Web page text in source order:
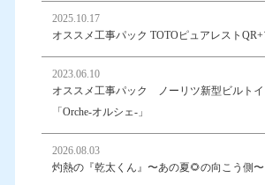
2025.10.17
オススメ工事パック TOTOピュアレスト
2023.06.10
オススメ工事パック ノーリツ新型ビルトイ
「Orche-オルシェ-」
2026.08.03
灼熱の『乾太くん』〜あの夏🌻の向こう側〜